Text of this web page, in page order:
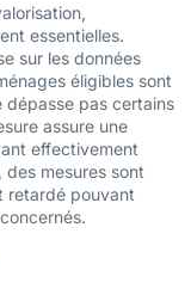
essentielles.
sur les données
éligibles sont
pas certains
assure une
effectivement
mesures sont
retardé pouvant